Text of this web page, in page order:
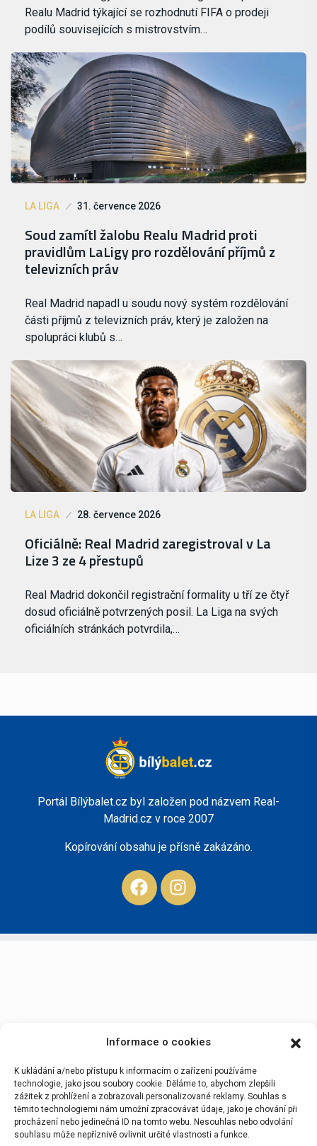
Informace o cookies
K ukládání a/nebo přístupu k informacím o zařízení používáme
technologie, jako jsou soubory cookie. Děláme to, abychom zlepšili
zážitek z prohlížení a zobrazovali personalizované reklamy. Souhlas s
těmito technologiemi nám umožní zpracovávat údaje, jako je chování při
procházení nebo jedinečná ID na tomto webu. Nesouhlas nebo odvolání
souhlasu může nepříznivě ovlivnit určité vlastnosti a funkce.
Realu Madrid týkající se rozhodnutí FIFA o prodeji
podílů souvisejících s mistrovstvím…
LA LIGA 31. července 2026
Soud zamítl žalobu Realu Madrid proti
pravidlům LaLigy pro rozdělování příjmů z
televizních práv
Real Madrid napadl u soudu nový systém rozdělování
části příjmů z televizních práv, který je založen na
spolupráci klubů s…
LA LIGA 28. července 2026
Oficiálně: Real Madrid zaregistroval v La
Lize 3 ze 4 přestupů
Real Madrid dokončil registrační formality u tří ze čtyř
dosud oficiálně potvrzených posil. La Liga na svých
oficiálních stránkách potvrdila,…
Portál Bílýbalet.cz byl založen pod názvem Real-
Madrid.cz v roce 2007
Kopírování obsahu je přísně zakázáno.